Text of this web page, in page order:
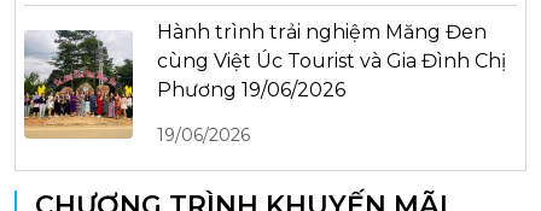
Hành trình trải nghiệm Măng Đen
cùng Việt Úc Tourist và Gia Đình Chị
Phương 19/06/2026
19/06/2026